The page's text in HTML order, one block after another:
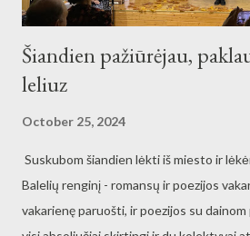
Šiandien pažiūrėjau,
leliuz
October 25, 2024
Suskubom šiandien lėkti iš miesto ir
Balelių renginį - romansų ir poezijos
vakarienę paruošti, ir poezijos su